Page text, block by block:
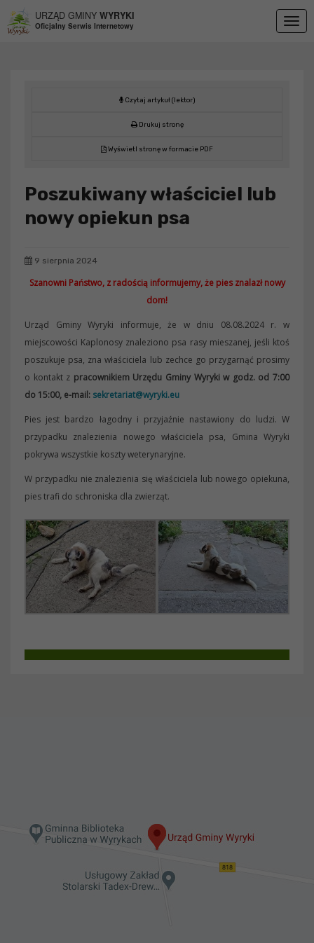
URZĄD GMINY WYRYKI
Oficjalny Serwis Internetowy
Czytaj artykuł (lektor)
Drukuj stronę
Wyświetl stronę w formacie PDF
Poszukiwany właściciel lub
nowy opiekun psa
9 sierpnia 2024
Szanowni Państwo, z radością informujemy, że pies znalazł nowy
dom!
Urząd Gminy Wyryki informuje, że w dniu 08.08.2024 r. w
miejscowości Kaplonosy znaleziono psa rasy mieszanej, jeśli ktoś
poszukuje psa, zna właściciela lub zechce go przygarnąć prosimy
o kontakt z pracownikiem Urzędu Gminy Wyryki w godz. od 7:00
do 15:00, e-mail: sekretariat@wyryki.eu
Pies jest bardzo łagodny i przyjaźnie nastawiony do ludzi. W
przypadku znalezienia nowego właściciela psa, Gmina Wyryki
pokrywa wszystkie koszty weterynaryjne.
W przypadku nie znalezienia się właściciela lub nowego opiekuna,
pies trafi do schroniska dla zwierząt.